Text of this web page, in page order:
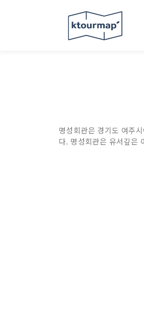
명성회관은 경기도 여주
다. 명성회관은 유서깊은